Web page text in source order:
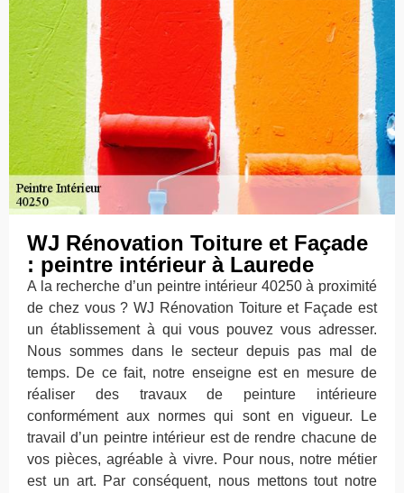
WJ Rénovation Toiture et Façade
: peintre intérieur à Laurede
A la recherche d’un peintre intérieur 40250 à proximité
de chez vous ? WJ Rénovation Toiture et Façade est
un établissement à qui vous pouvez vous adresser.
Nous sommes dans le secteur depuis pas mal de
temps. De ce fait, notre enseigne est en mesure de
réaliser des travaux de peinture intérieure
conformément aux normes qui sont en vigueur. Le
travail d’un peintre intérieur est de rendre chacune de
vos pièces, agréable à vivre. Pour nous, notre métier
est un art. Par conséquent, nous mettons tout notre